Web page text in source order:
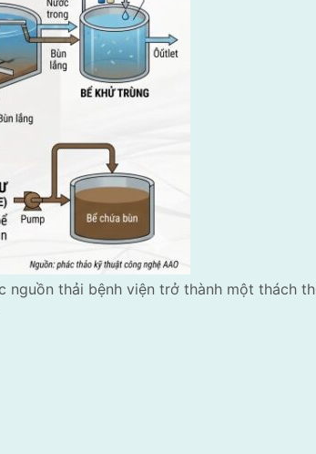
thải bệnh viện trở thành một thách